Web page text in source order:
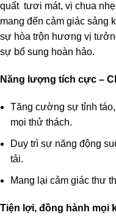
quất tươi mát, vị chua
mang đến cảm giác sảng
sự hòa trộn hương vị
sự bổ sung hoàn hảo.
Năng lượng tích cực –
Tăng cường sự tỉnh
mọi thử thách.
Duy trì sự năng động
tải.
Mang lại cảm giác thư
Tiện lợi, đồng hành mọi